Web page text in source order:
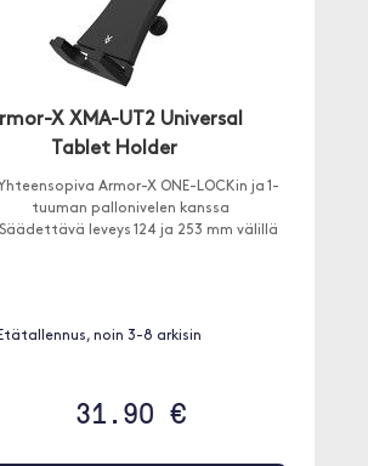
X XMA-UT2 Universal
Tablet Holder
Armor-X ONE-LOCKin ja 1-
tuuman pallonivelen kanssa
leveys 124 ja 253 mm välillä
Etätallennus, noin 3-8 arkisin
31.90 €